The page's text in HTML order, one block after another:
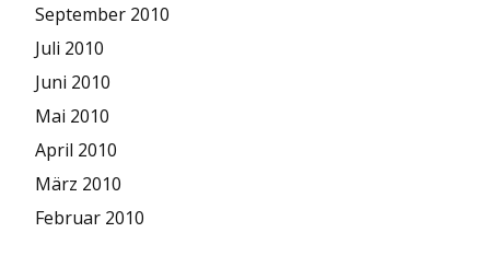
September 2010
Juli 2010
Juni 2010
Mai 2010
April 2010
März 2010
Februar 2010